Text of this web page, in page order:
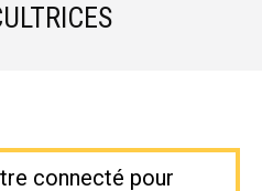
connecté pour